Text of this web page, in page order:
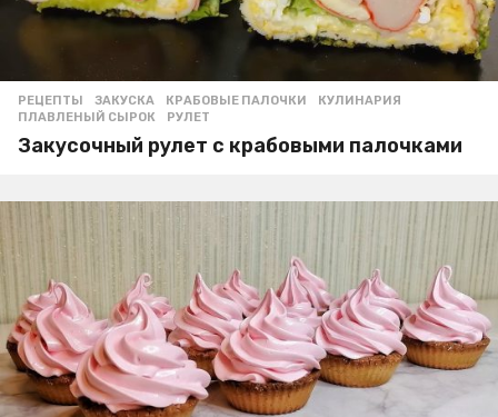
РЕЦЕПТЫ ЗАКУСКА ,КРАБОВЫЕ ПАЛОЧКИ ,КУЛИНАРИЯ
ПЛАВЛЕНЫЙ СЫРОК
,РУЛЕТ
Закусочный рулет с крабовыми палочками